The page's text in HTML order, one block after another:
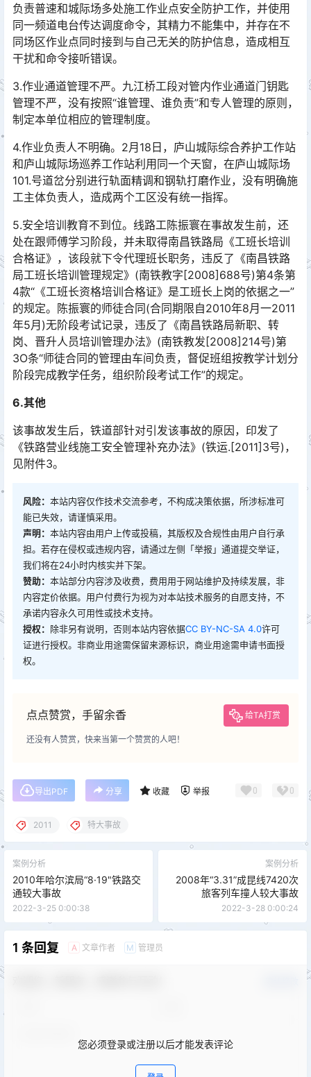
负责普速和城际场多处施工作业点安全防护工作，并使用
同一频道电台传达调度命令，其精力不能集中，并存在不
同场区作业点同时接到与自己无关的防护信息，造成相互
干扰和命令接听错误。󠅅󠅃󠄵󠅂󠄪󠇖󠆨󠆨󠇕󠆞󠆒󠅬󠇘󠆭󠆘󠇙󠆝󠅵󠇗󠆭󠆁󠄐󠇗󠅹󠅸󠇖󠆍󠅳󠇖󠅹󠅰󠇖󠆌󠅹
3.作业通道管理不严。九江桥工段对管内作业通道门钥匙
管理不严，没有按照“谁管理、谁负责”和专人管理的原则，
制定本单位相应的管理制度。
4.作业负责人不明确。2月18日，庐山城际综合养护工作站
和庐山城际场巡养工作站利用同一个天窗，在庐山城际场
101.号道岔分别进行轨面精调和钢轨打磨作业，没有明确施
工主体负责人，造成两个工区没有统一指挥。󠅅󠅃󠄵󠅂󠄪󠇖󠆨󠆨󠇕󠆞󠆒󠅬󠇘󠆭󠆘󠇙󠆝󠅵󠇗󠆭󠆁󠄐󠇗󠅹󠅸󠇖󠆍󠅳󠇖󠅹󠅰󠇖󠆌󠅹
5.安全培训教育不到位。线路工陈振寰在事故发生前，还
处在跟师傅学习阶段，并未取得南昌铁路局《工班长培训
合格证》，该段就下令代理班长职务，违反了《南昌铁路
局工班长培训管理规定》(南铁教字[2008]688号)第4条第
4款“《工班长资格培训合格证》是工班长上岗的依据之一”
的规定。陈振寰的师徒合同(合同期限自2010年8月一2011
年5月)无阶段考试记录，违反了《南昌铁路局新职、转
岗、晋升人员培训管理办法》(南铁教发[2008]214号)第
3O条“师徒合同的管理由车间负责，督促班组按教学计划分
阶段完成教学任务，组织阶段考试工作”的规定。󠅅󠅃󠄵󠅂󠄪󠇖󠆨󠆨󠇕󠆞󠆒󠅬󠇘󠆭󠆘󠇙󠆝󠅵󠇗󠆭󠆁󠄐󠇗󠅹󠅸󠇖󠆍󠅳󠇖󠅹󠅰󠇖󠆌󠅹
6.其他
该事故发生后，铁道部针对引发该事故的原因，印发了
《铁路营业线施工安全管理补充办法》(铁运.[2011]3号)，
见附件3。
风险： 本站内容仅作技术交流参考，不构成决策依据，所涉标准可
能已失效，请谨慎采用。
声明： 本站内容由用户上传或投稿，其版权及合规性由用户自行承
担。若存在侵权或违规内容，请通过左侧「举报」通道提交举证，
我们将在24小时内核实并下架。
赞助： 本站部分内容涉及收费，费用用于网站维护及持续发展，非
内容定价依据。用户付费行为视为对本站技术服务的自愿支持，不
承诺内容永久可用性或技术支持。
授权： 除非另有说明，否则本站内容依据CC BY-NC-SA 4.0许可
证进行授权。非商业用途需保留来源标识，商业用途需申请书面授
权。
点点赞赏，手留余香 给TA打赏
还没有人赞赏，快来当第一个赞赏的人吧！
导出PDF 分享 收藏 举报 0 0
2011 特大事故
案例分析
2010年哈尔滨局“8·19"铁路交
通较大事故
2022-3-25 0:00:38
案例分析
2008年“3.31”成昆线7420次
旅客列车撞人较大事故
2022-3-28 0:00:24
1 条回复 A 文章作者 M 管理员
您必须登录或注册以后才能发表评论